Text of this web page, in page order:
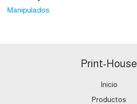
Manipulados
Print-House
Inicio
Productos